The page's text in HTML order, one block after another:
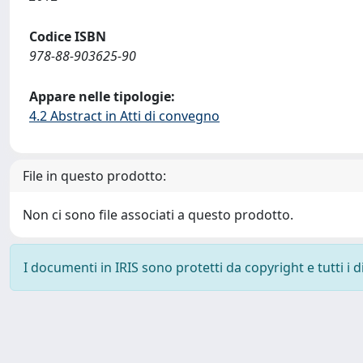
Codice ISBN
978-88-903625-90
Appare nelle tipologie:
4.2 Abstract in Atti di convegno
File in questo prodotto:
Non ci sono file associati a questo prodotto.
I documenti in IRIS sono protetti da copyright e tutti i